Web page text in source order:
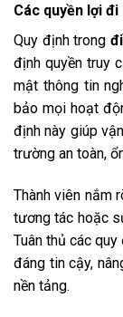
Các quyền lợi
Quy định trong
định quyền truy
mật thông tin
bảo mọi hoạt
định này giúp
trường an toàn,
Thành viên nắm
tương tác hoặc
Tuân thủ các
đáng tin cậy,
nền tảng.